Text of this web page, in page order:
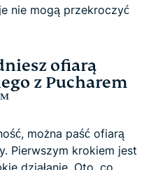
nie mogą przekroczyć
ofiarą
z Pucharem
można paść ofiarą
Pierwszym krokiem jest
działanie. Oto, co